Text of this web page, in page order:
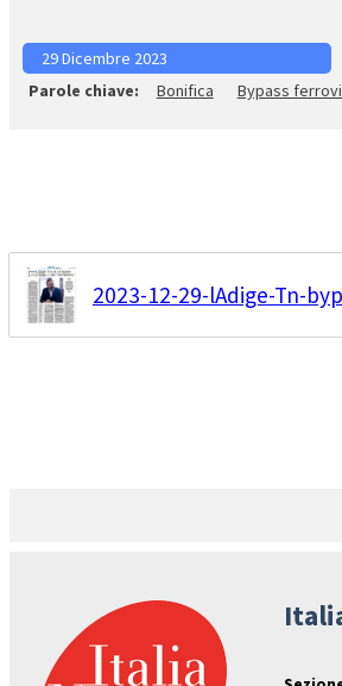
29 Dicembre 2023
Bonifica
Bypass
2023-12-29-lAdige-Tn-